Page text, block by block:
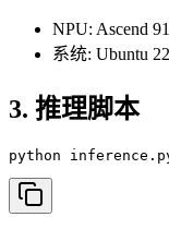
NPU: Ascend
系统: Ubuntu
3. 推理脚本
python